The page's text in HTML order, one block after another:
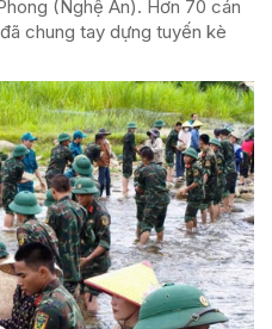
(Nghệ An). Hơn 70 cán
chung tay dựng tuyến kè